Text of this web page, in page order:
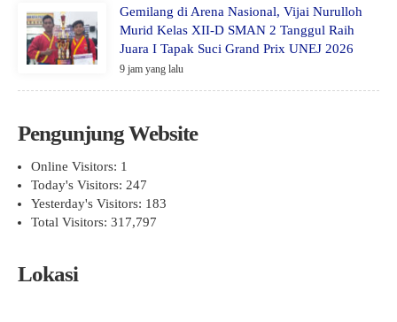
Gemilang di Arena Nasional, Vijai Nurulloh
Murid Kelas XII-D SMAN 2 Tanggul Raih
Juara I Tapak Suci Grand Prix UNEJ 2026
9 jam yang lalu
Pengunjung Website
Online Visitors: 1
Today's Visitors: 247
Yesterday's Visitors: 183
Total Visitors: 317,797
Lokasi